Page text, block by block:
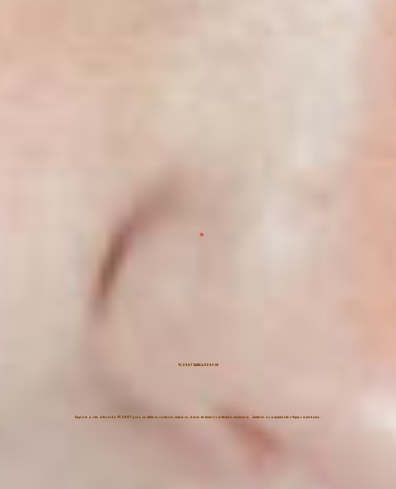
FLOR ET BANDA DE ROCK
Explore o site oficial do FLOR ET para as últimas notícias, músicas, datas de turnê e conteúdo exclusivo. Junte-se à comunidade e fique conectado.